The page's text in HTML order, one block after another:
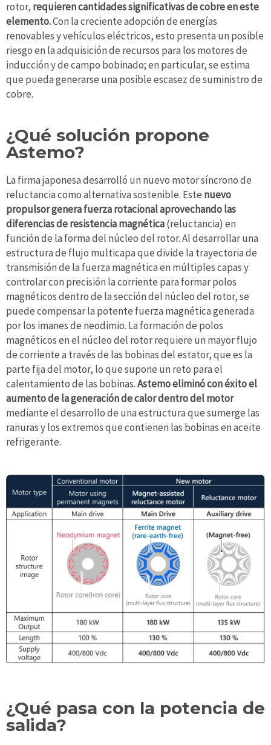
rotor, requieren cantidades significativas de cobre en este
elemento.Con la creciente adopción de energías
renovables y vehículos eléctricos, esto presenta un posible
riesgo en la adquisición de recursos para los motores de
inducción y de campo bobinado; en particular, se estima
que pueda generarse una posible escasez de suministro de
cobre.
¿Qué solución propone
Astemo?
La firma japonesa desarrolló un nuevo motor síncrono de
reluctancia como alternativa sostenible. Este nuevo
propulsor genera fuerza rotacional aprovechando las
diferencias de resistencia magnética(reluctancia) en
función de la forma del núcleo del rotor. Al desarrollar una
estructura de flujo multicapa que divide la trayectoria de
transmisión de la fuerza magnética en múltiples capas y
controlar con precisión la corriente para formar polos
magnéticos dentro de la sección del núcleo del rotor, se
puede compensar la potente fuerza magnética generada
por los imanes de neodimio. La formación de polos
magnéticos en el núcleo del rotor requiere un mayor flujo
de corriente a través de las bobinas del estator, que es la
parte fija del motor, lo que supone un reto para el
calentamiento de las bobinas.Astemo eliminó con éxito el
aumento de la generación de calor dentro del motor
mediante el desarrollo de una estructura que sumerge las
ranuras y los extremos que contienen las bobinas en aceite
refrigerante.
¿Qué pasa con la potencia de
salida?